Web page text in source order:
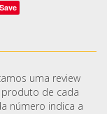
Save
uma review
de cada
número indica a